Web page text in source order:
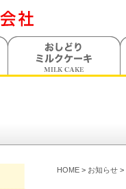
HOME> お知らせ>